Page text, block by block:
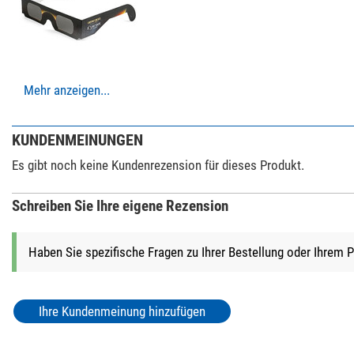
Transporttasche
Farbe
Serie
Anwendungsgebiete
Drückjagd
Sportschützen
Fotostative (2)
$ 620,-*
+ Weitere Zubehörprodukte in dieser Kategorie: 1
*
Mehr anzeigen...
KUNDENMEINUNGEN
Es gibt noch keine Kundenrezension für dieses Produkt.
Schreiben Sie Ihre eigene Rezension
Haben Sie spezifische Fragen zu Ihrer Bestellung oder Ihrem
Ihre Kundenmeinung hinzufügen